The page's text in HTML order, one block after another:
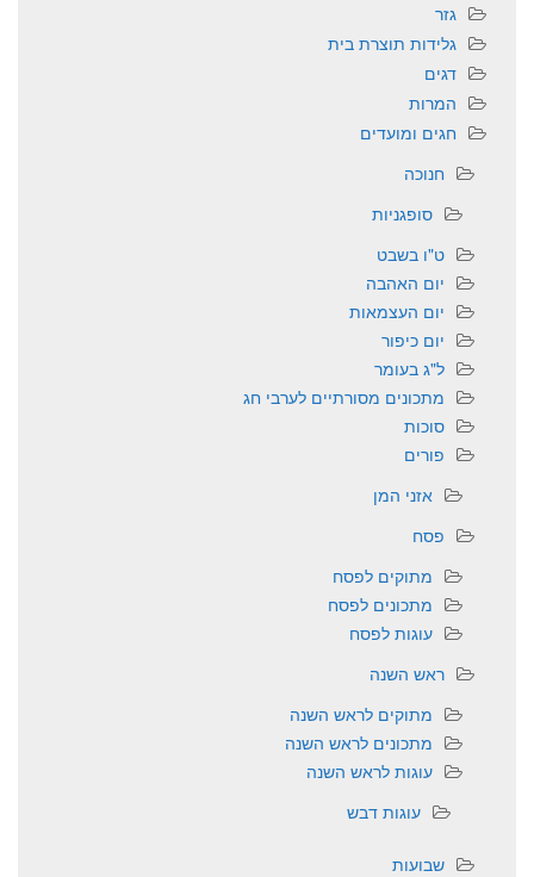
גזר
גלידות תוצרת בית
דגים
המרות
חגים ומועדים
חנוכה
סופגניות
ט"ו בשבט
יום האהבה
יום העצמאות
יום כיפור
ל"ג בעומר
מתכונים מסורתיים לערבי חג
סוכות
פורים
אזני המן
פסח
מתוקים לפסח
מתכונים לפסח
עוגות לפסח
ראש השנה
מתוקים לראש השנה
מתכונים לראש השנה
עוגות לראש השנה
עוגות דבש
שבועות